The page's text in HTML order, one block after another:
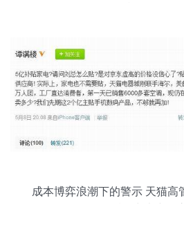
成本博弈浪潮下的警示 天猫高